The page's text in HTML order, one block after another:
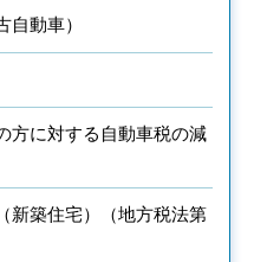
自動車）
方に対する自動車税の減
新築住宅）（地方税法第